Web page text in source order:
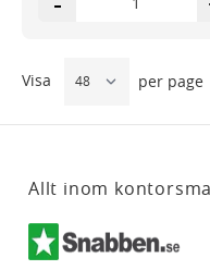
Visa per page
Allt inom